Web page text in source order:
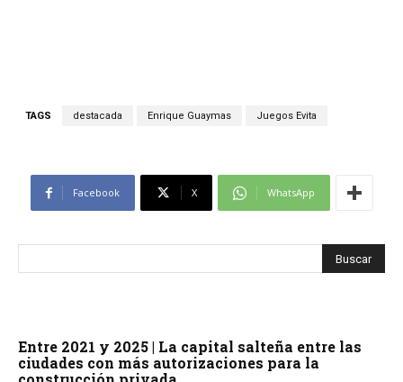
TAGS destacada Enrique Guaymas Juegos Evita
Facebook X WhatsApp
Entre 2021 y 2025 | La capital salteña entre las
ciudades con más autorizaciones para la